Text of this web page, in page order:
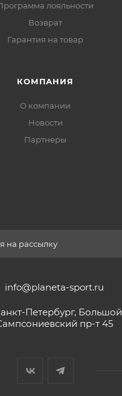
лояльности
Возврат
Гарантия на товар
КОМПАНИЯ
О компании
Новости
Партнеры
на рассылку
info@planeta-sport.ru
Петербург, Большой
пр-т 45